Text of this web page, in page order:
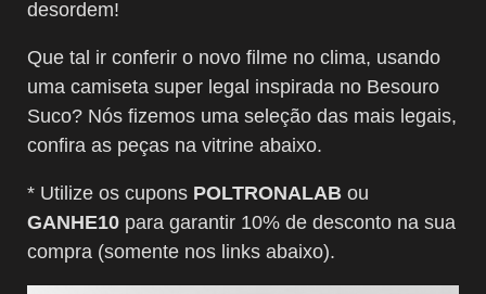
desordem!
Que tal ir conferir o novo filme no clima, usando
uma camiseta super legal inspirada no Besouro
Suco? Nós fizemos uma seleção das mais legais,
confira as peças na vitrine abaixo.
* Utilize os cupons POLTRONALAB ou
GANHE10 para garantir 10% de desconto na sua
compra (somente nos links abaixo).